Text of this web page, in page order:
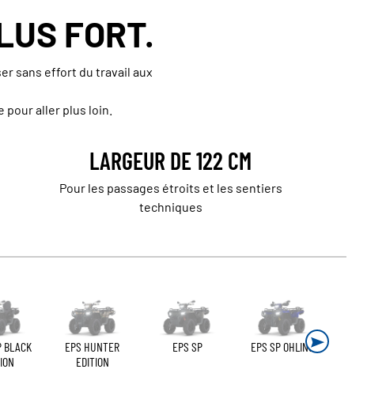
FORT.
sans effort du travail aux
pour aller plus loin.
LARGEUR DE 122 CM
Pour les passages étroits et les sentiers
techniques
BLACK
EPS HUNTER
EDITION
EPS SP EPS SP OHLINS